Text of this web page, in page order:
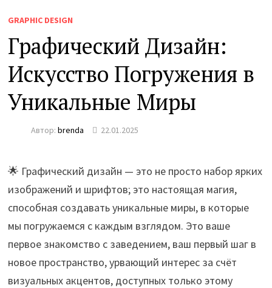
GRAPHIC DESIGN
Графический Дизайн:
Искусство Погружения в
Уникальные Миры
Автор:brenda 22.01.2025
🌟 Графический дизайн — это не просто набор ярких
изображений и шрифтов; это настоящая магия,
способная создавать уникальные миры, в которые
мы погружаемся с каждым взглядом. Это ваше
первое знакомство с заведением, ваш первый шаг в
новое пространство, урвающий интерес за счёт
визуальных акцентов, доступных только этому